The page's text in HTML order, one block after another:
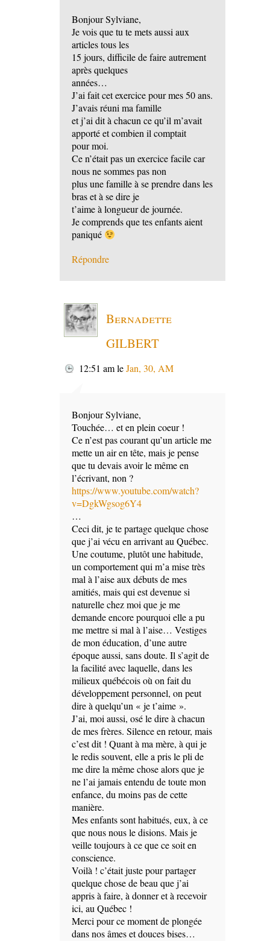
Bonjour Sylviane,
Je vois que tu te mets aussi aux
articles tous les
15 jours, difficile de faire autrement
après quelques
années…
J’ai fait cet exercice pour mes 50 ans.
J’avais réuni ma famille
et j’ai dit à chacun ce qu’il m’avait
apporté et combien il comptait
pour moi.
Ce n’était pas un exercice facile car
nous ne sommes pas non
plus une famille à se prendre dans les
bras et à se dire je
t’aime à longueur de journée.
Je comprends que tes enfants aient
paniqué
Répondre
Bernadette
GILBERT
12:51 amleJan, 30, AM
Bonjour Sylviane,
Touchée… et en plein coeur !
Ce n’est pas courant qu’un article me
mette un air en tête, mais je pense
que tu devais avoir le même en
l’écrivant, non ?
https://www.youtube.com/watch?
v=DgkWgsog6Y4
…
Ceci dit, je te partage quelque chose
que j’ai vécu en arrivant au Québec.
Une coutume, plutôt une habitude,
un comportement qui m’a mise très
mal à l’aise aux débuts de mes
amitiés, mais qui est devenue si
naturelle chez moi que je me
demande encore pourquoi elle a pu
me mettre si mal à l’aise… Vestiges
de mon éducation, d’une autre
époque aussi, sans doute. Il s’agit de
la facilité avec laquelle, dans les
milieux québécois où on fait du
développement personnel, on peut
dire à quelqu’un « je t’aime ».
J’ai, moi aussi, osé le dire à chacun
de mes frères. Silence en retour, mais
c’est dit ! Quant à ma mère, à qui je
le redis souvent, elle a pris le pli de
me dire la même chose alors que je
ne l’ai jamais entendu de toute mon
enfance, du moins pas de cette
manière.
Mes enfants sont habitués, eux, à ce
que nous nous le disions. Mais je
veille toujours à ce que ce soit en
conscience.
Voilà ! c’était juste pour partager
quelque chose de beau que j’ai
appris à faire, à donner et à recevoir
ici, au Québec !
Merci pour ce moment de plongée
dans nos âmes et douces bises…